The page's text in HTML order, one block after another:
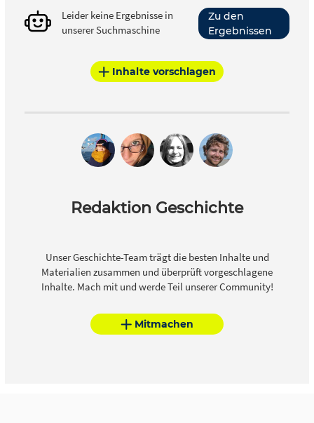
Leider keine Ergebnisse in
unserer Suchmaschine
Zu den
Ergebnissen
Inhalte vorschlagen
Redaktion Geschichte
Unser Geschichte-Team trägt die besten Inhalte und
Materialien zusammen und überprüft vorgeschlagene
Inhalte. Mach mit und werde Teil unserer Community!
Mitmachen